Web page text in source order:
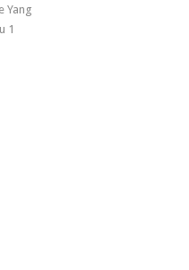
Yang
1